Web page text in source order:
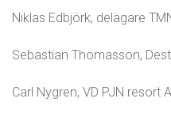
Niklas Edbjörk, delägare
Sebastian Thomasson,
Carl Nygren, VD PJN resort